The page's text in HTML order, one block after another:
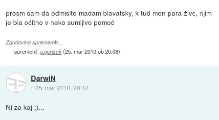
prosm sam da odmislte madam blavatsky, k tud men para živc, njim
je bla oćitno v neko sumljivo pomoć
Zgodovina sprememb…
spremenil:jzgorisek(25. mar 2010 ob 20:08)
DarwiN
::25. mar 2010, 20:12
Ni za kaj ;)...